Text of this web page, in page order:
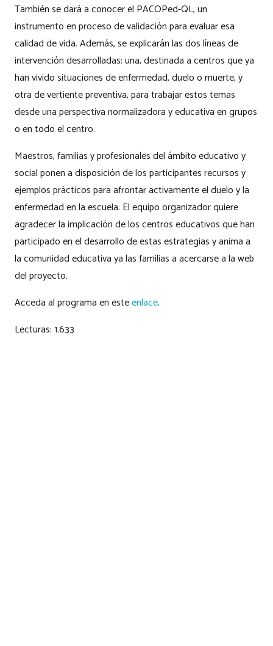
También se dará a conocer el PACOPed-QL, un
instrumento en proceso de validación para evaluar esa
calidad de vida. Además, se explicarán las dos líneas de
intervención desarrolladas: una, destinada a centros que ya
han vivido situaciones de enfermedad, duelo o muerte, y
otra de vertiente preventiva, para trabajar estos temas
desde una perspectiva normalizadora y educativa en grupos
o en todo el centro.
Maestros, familias y profesionales del ámbito educativo y
social ponen a disposición de los participantes recursos y
ejemplos prácticos para afrontar activamente el duelo y la
enfermedad en la escuela. El equipo organizador quiere
agradecer la implicación de los centros educativos que han
participado en el desarrollo de estas estrategias y anima a
la comunidad educativa ya las familias a acercarse a la web
del proyecto.
Acceda al programa en esteenlace.
Lecturas:1.633